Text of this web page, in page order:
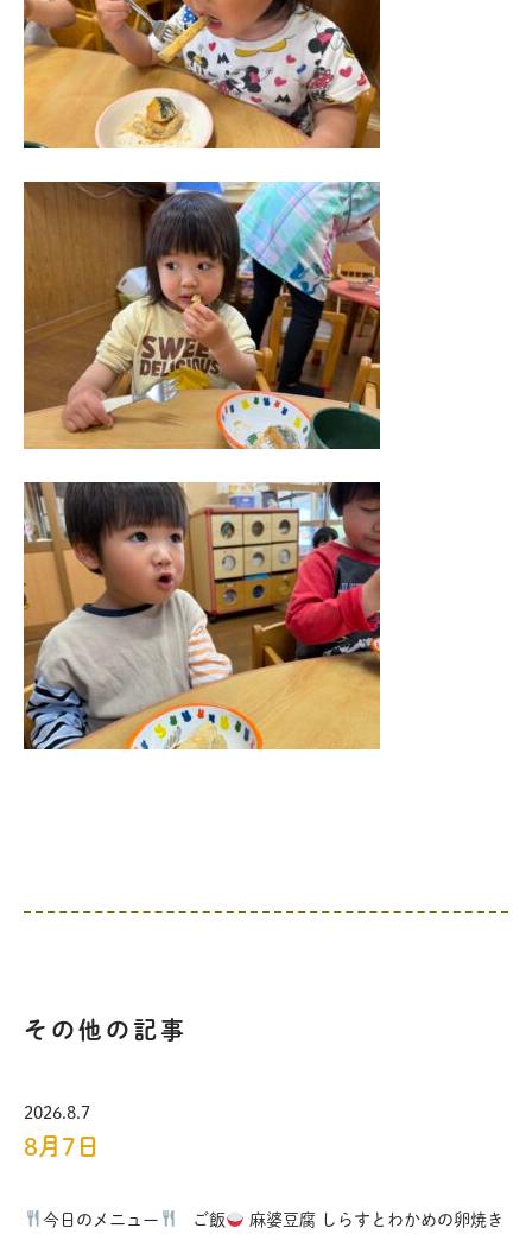
その他の記事
2026.8.7
8月7日
今日のメニュー ご飯
麻婆豆腐 しらすとわかめの卵焼き